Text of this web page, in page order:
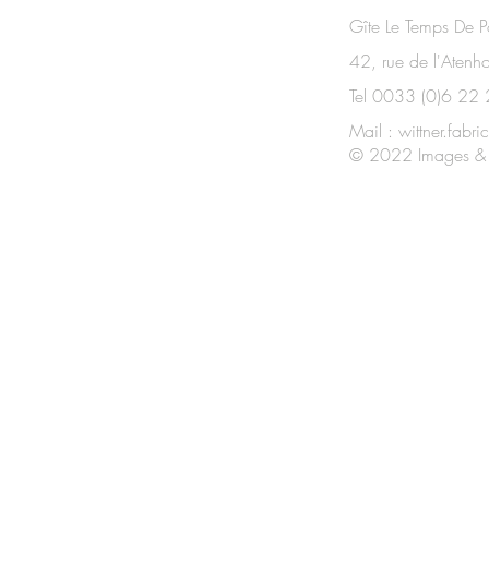
Gîte Le Temps De
42, rue de
Tel 0033 (0)6
Mail :
© 2022 Images &